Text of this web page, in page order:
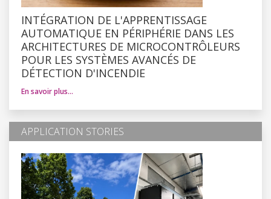
INTÉGRATION DE L'APPRENTISSAGE
AUTOMATIQUE EN PÉRIPHÉRIE DANS LES
ARCHITECTURES DE MICROCONTRÔLEURS
POUR LES SYSTÈMES AVANCÉS DE
DÉTECTION D'INCENDIE
En savoir plus…
APPLICATION STORIES